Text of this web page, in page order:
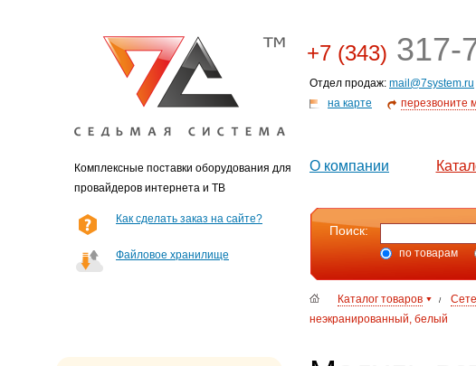
Комплексные поставки оборудования для
провайдеров интернета и ТВ
+7 (343) 317-
Отдел продаж: mail@7system.ru
на карте
перезвоните
О компании
Как сделать заказ на сайте?
Файловое хранилище
Поиск:
по товарам
Каталог товаров /
неэкранированный, белый